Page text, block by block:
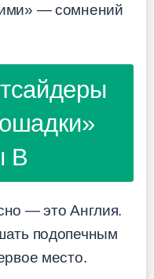
— сомнений
B
— это Англия.
подопечным
место.